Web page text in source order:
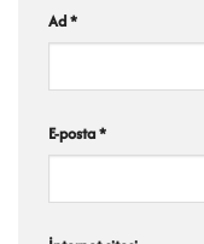
Ad*
E-posta*